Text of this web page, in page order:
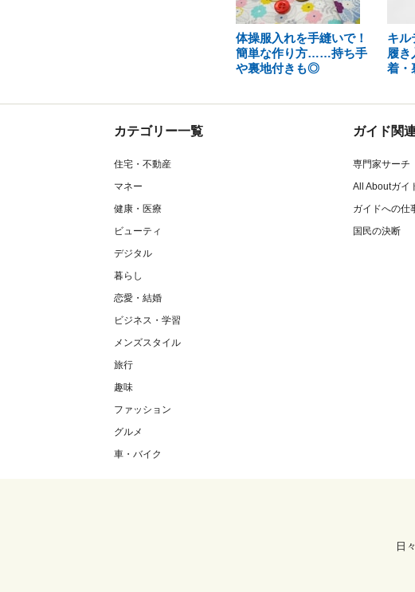
体操服入れを手縫いで！
簡単な作り方……持ち手
や裏地付きも◎
キル
履
着・
カテゴリー一覧
住宅・不動産
マネー
健康・医療
ビューティ
デジタル
暮らし
恋愛・結婚
ビジネス・学習
メンズスタイル
旅行
趣味
ファッション
グルメ
車・バイク
ガイド関
専門家サーチ
All Aboutガイ
ガイドへの仕
国民の決断
日